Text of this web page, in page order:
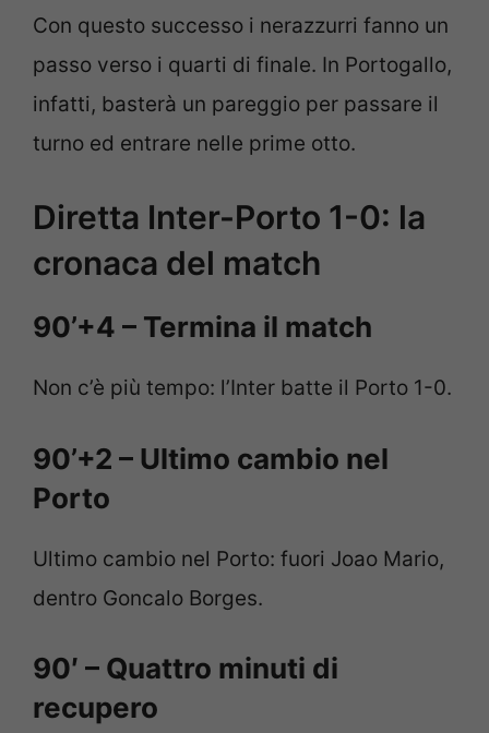
Con questo successo i nerazzurri fanno un
passo verso i quarti di finale. In Portogallo,
infatti, basterà un pareggio per passare il
turno ed entrare nelle prime otto.
Diretta Inter-Porto 1-0: la
cronaca del match
90’+4 – Termina il match
Non c’è più tempo: l’Inter batte il Porto 1-0.
90’+2 – Ultimo cambio nel
Porto
Ultimo cambio nel Porto: fuori Joao Mario,
dentro Goncalo Borges.
90′ – Quattro minuti di
recupero